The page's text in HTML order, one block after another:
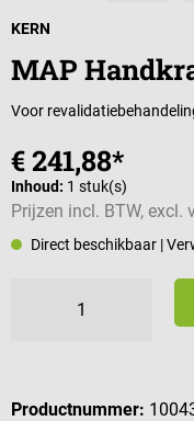
KERN
MAP
Voor
€ 241,88*
Inhoud: 1 stuk(s)
Prijzen incl. BTW, excl.
Direct beschikbaar |
Productnummer: